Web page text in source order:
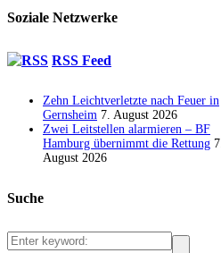
Soziale Netzwerke
RSS Feed
Zehn Leichtverletzte nach Feuer in
Gernsheim 7. August 2026
Zwei Leitstellen alarmieren – BF
Hamburg übernimmt die Rettung 7.
August 2026
Suche